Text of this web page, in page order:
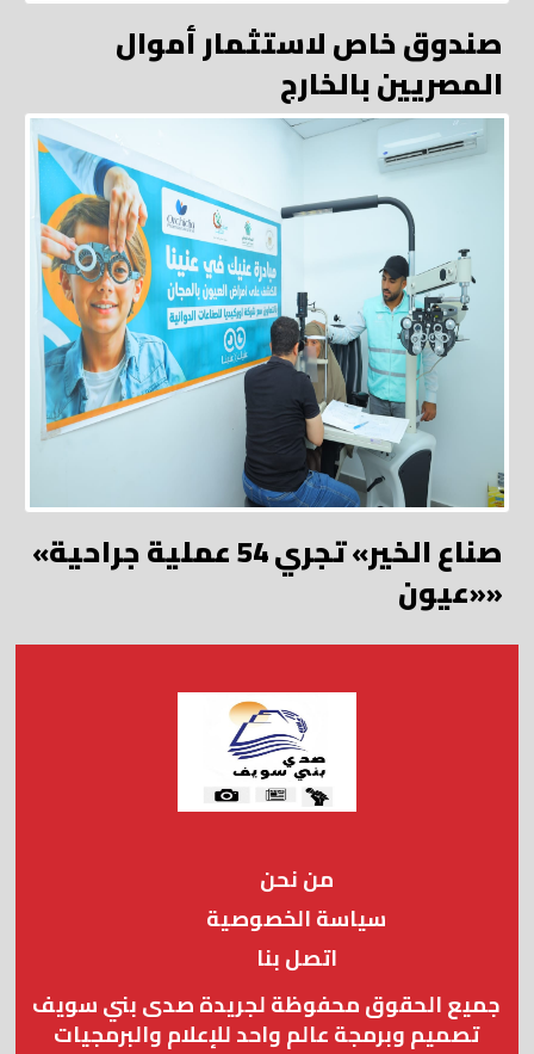
صندوق خاص لاستثمار أموال
المصريين بالخارج
«صناع الخير» تجري 54 عملية جراحية
«عيون»
من نحن
سياسة الخصوصية
اتصل بنا
جميع الحقوق محفوظة لجريدة صدى بني سويف
تصميم وبرمجة عالم واحد للإعلام والبرمجيات